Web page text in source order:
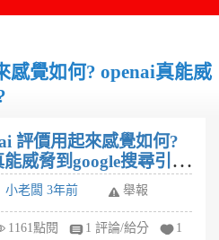
感覺如何? openai真能威
評價用起來感覺如何?
威脅到google搜尋引
小老闆 3年前 舉報
1161點閱 1 評論/給分 1